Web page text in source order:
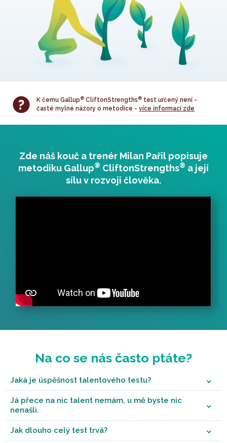
K čemu Gallup ® CliftonStrengths ® test určený není -
časté mylné názory o metodice -více informací zde
Zde náš kouč a trenér Milan Pařil popisuje
metodiku Gallup® CliftonStrengths® a její
sílu v rozvoji člověka.
Na co se nás často ptáte?
Jaká je úspěšnost talentového testu?
Já přece na nic talent nemám, u mě byste nic
nenašli.
Jak dlouho celý test trvá?